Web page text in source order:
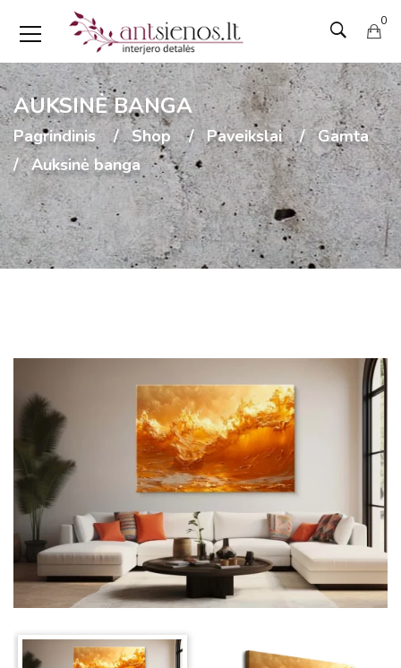
0
AUKSINĖ BANGA
Pagrindinis Shop Paveikslai
Gamta
Auksinė banga